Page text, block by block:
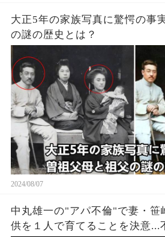
大正5年の家族写真に驚愕の事
の謎の歴史とは？
2024/08/07
中丸雄一の"アパ不倫"で妻・笹
供を１人で育てることを決意...